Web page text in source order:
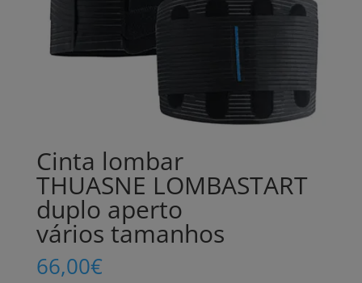
Cinta lombar
THUASNE LOMBASTART
duplo aperto
vários tamanhos
66,00€